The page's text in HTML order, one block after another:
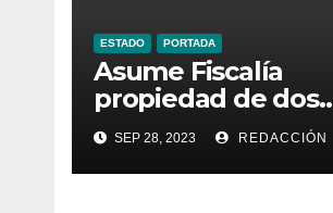
ESTADO PORTADA
Asume Fiscalía
propiedad de dos
inmuebles
utilizados por la
delincuencia
SEP 28, 2023 REDACCIÓN